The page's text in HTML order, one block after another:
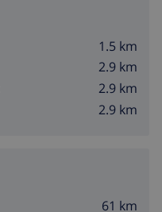
1.5 km
2.9 km
2.9 km
2.9 km
61 km